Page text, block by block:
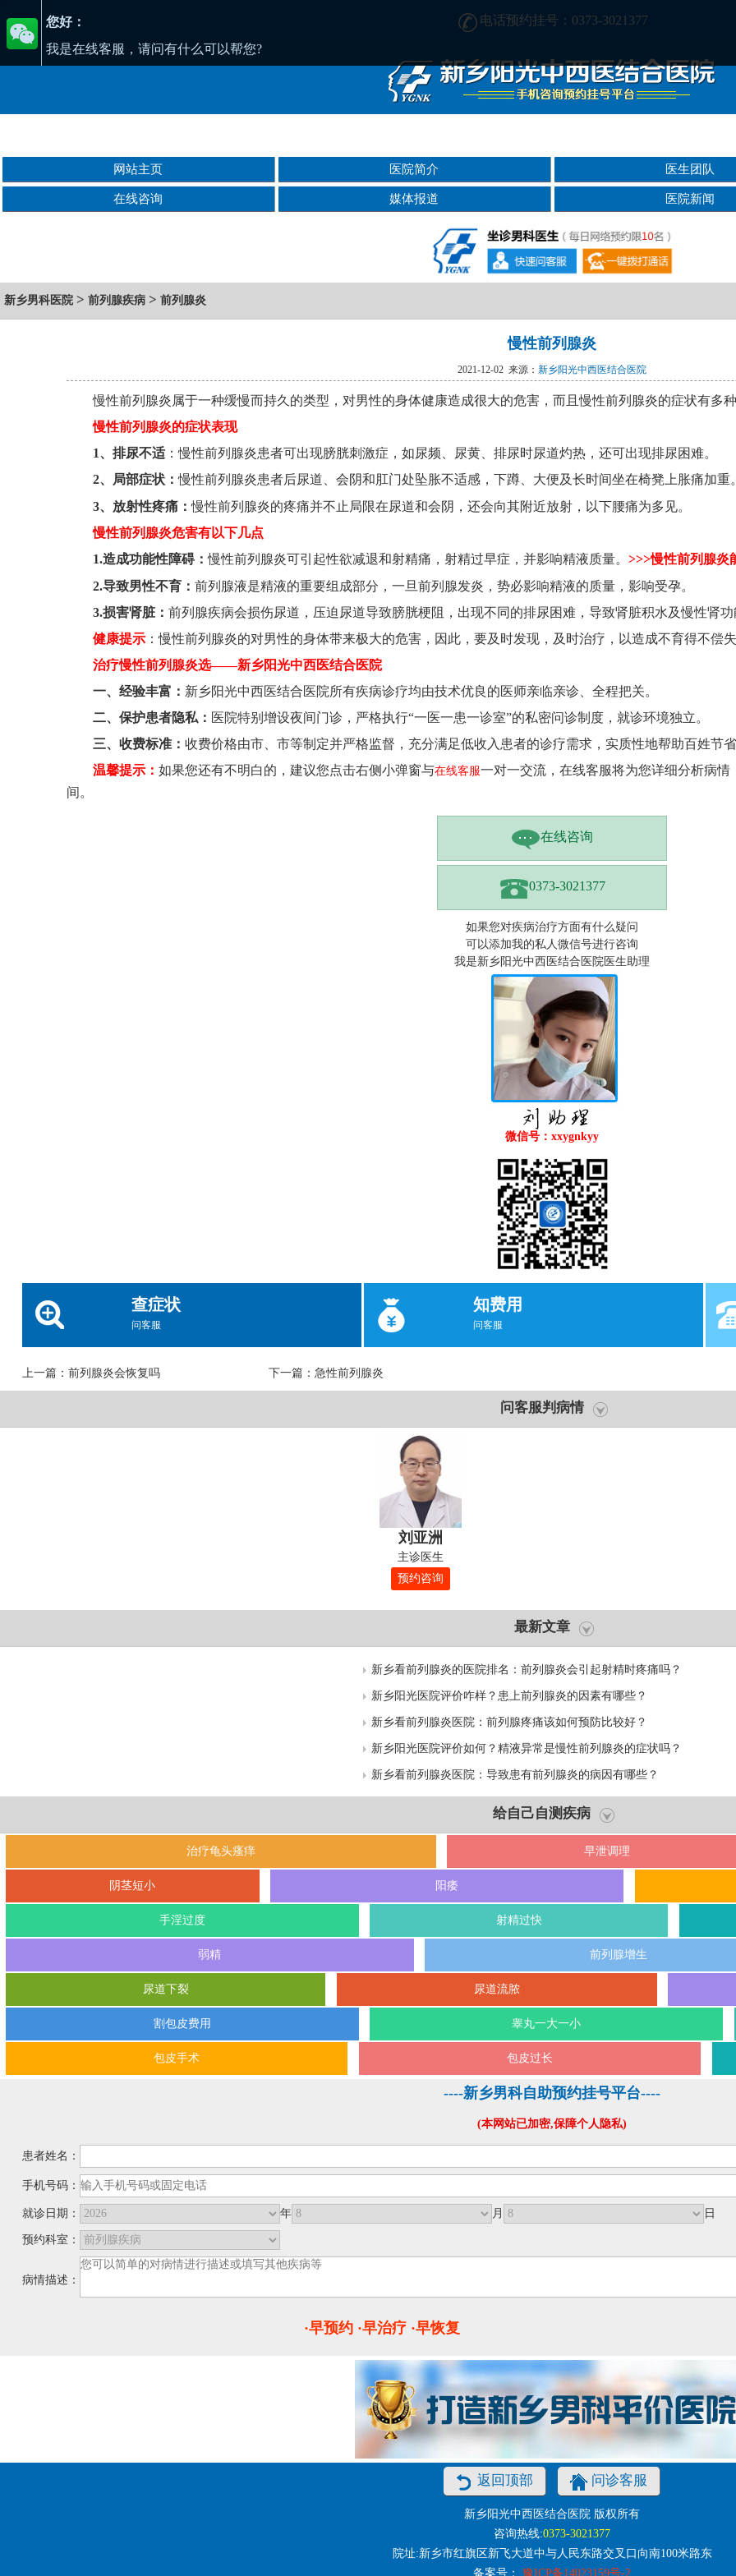
电话预约挂号：0373-3021377
在新乡哪家男科医院好?找正规医院-新乡阳光男科医院
网站主页 医院简介 医生团队
在线咨询 媒体报道 医院新闻
新乡男科医院 > 前列腺疾病 > 前列腺炎
慢性前列腺炎
2021-12-02 来源： 新乡阳光中西医结合医院
慢性前列腺炎属于一种缓慢而持久的类型，对男性的身体健康造成很大的危害，而且慢性前列腺炎的症状有多
慢性前列腺炎的症状表现
1、排尿不适：慢性前列腺炎患者可出现膀胱刺激症，如尿频、尿黄、排尿时尿道灼热，还可出现排尿困难。
2、局部症状：慢性前列腺炎患者后尿道、会阴和肛门处坠胀不适感，下蹲、大便及长时间坐在椅凳上胀痛加重。
3、放射性疼痛：慢性前列腺炎的疼痛并不止局限在尿道和会阴，还会向其附近放射，以下腰痛为多见。
慢性前列腺炎危害有以下几点
1.造成功能性障碍：慢性前列腺炎可引起性欲减退和射精痛，射精过早症，并影响精液质量。 >>>慢性前列腺炎
2.导致男性不育： 前列腺液是精液的重要组成部分，一旦前列腺发炎，势必影响精液的质量，影响受孕。
3.损害肾脏： 前列腺疾病会损伤尿道，压迫尿道导致膀胱梗阻，出现不同的排尿困难，导致肾脏积水及慢性肾功
健康提示：慢性前列腺炎的对男性的身体带来极大的危害，因此，要及时发现，及时治疗，以造成不育得不偿失
治疗慢性前列腺炎选——新乡阳光中西医结合医院
一、经验丰富： 新乡阳光中西医结合医院所有疾病诊疗均由技术优良的医师亲临亲诊、全程把关。
二、 保护患者隐私： 医院特别增设夜间门诊，严格执行“一医一患一诊室”的私密问诊制度，就诊环境独立。
三、收费标准： 收费价格由市、市等制定并严格监督，充分满足低收入患者的诊疗需求，实质性地帮助百姓节省
温馨提示： 如果您还有不明白的，建议您点击右侧小弹窗与在线客服一对一交流，在线客服将为您详细分析病
间。
在线咨询
0373-3021377
如果您对疾病治疗方面有什么疑问
可以添加我的私人微信号进行咨询
我是新乡阳光中西医结合医院医生助理
微信号：xxygnkyy
查症状
问客服
知费用
问客服
上一篇： 前列腺炎会恢复吗 下一篇： 急性前列腺炎
问客服判病情
刘亚洲
主诊医生
预约咨询
最新文章
新乡看前列腺炎的医院排名：前列腺炎会引起射精时疼痛吗？
新乡阳光医院评价咋样？患上前列腺炎的因素有哪些？
新乡看前列腺炎医院：前列腺疼痛该如何预防比较好？
新乡阳光医院评价如何？精液异常是慢性前列腺炎的症状吗？
新乡看前列腺炎医院：导致患有前列腺炎的病因有哪些？
给自己自测疾病
治疗龟头瘙痒 早泄调理
阴茎短小 阳痿
手淫过度 射精过快
弱精 前列腺增生
尿道下裂 尿道流脓
割包皮费用 睾丸一大一小
包皮手术 包皮过长
----新乡男科自助预约挂号平台----
(本网站已加密,保障个人隐私)
患者姓名：
手机号码：
就诊日期： 年 月 日
预约科室：
病情描述：
·早预约 ·早治疗 ·早恢复
返回顶部 问诊客服
新乡阳光中西医结合医院 版权所有
咨询热线:0373-3021377
院址:新乡市红旗区新飞大道中与人民东路交叉口向南100米路东
备案号： 豫ICP备14023159号-2
您好：
我是在线客服，请问有什么可以帮您?